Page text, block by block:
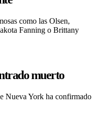
como las Olsen,
Fanning o Brittany
muerto
Nueva York ha confirmado